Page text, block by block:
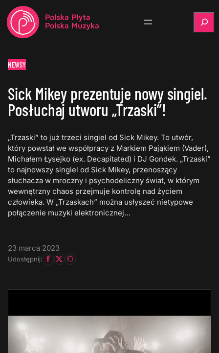
NEWSY
Sick Mikey prezentuje nowy singiel.
Posłuchaj utworu „Trzaski”!
„Trzaski” to już trzeci singiel od Sick Mikey. To utwór,
który powstał we współpracy z Markiem Pająkiem (Vader),
Michałem Łysejko (ex. Decapitated) i DJ Gondek. „Trzaski”
to najnowszy singiel od Sick Mikey, przenoszący
słuchacza w mroczny i psychodeliczny świat, w którym
wewnętrzny chaos przejmuje kontrolę nad życiem
człowieka. W „Trzaskach” można usłyszeć nietypowe
połączenie muzyki elektronicznej…
23 marca 2023
Udostępnij: